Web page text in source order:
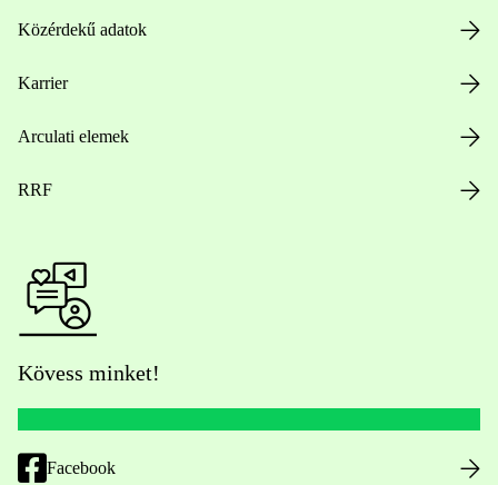
Közérdekű adatok
Karrier
Arculati elemek
RRF
Kövess minket!
Facebook